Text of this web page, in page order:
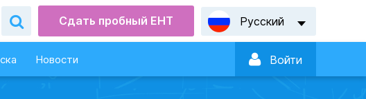
Сдать пробный ЕНТ Русский
Новости  Войти